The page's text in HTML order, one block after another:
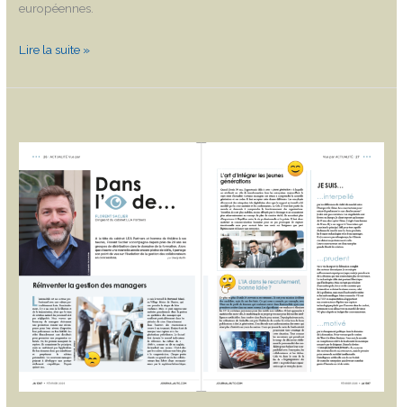
européennes.
Lire la suite »
l’oeil
de
…
Florent
Saclier
Entretien
réalisé
par